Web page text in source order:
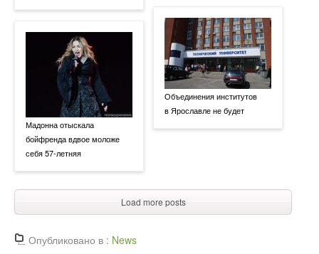
Мадонна отыскала
бойфренда вдвое моложе
себя 57-летняя
Объединения институтов
в Ярославле не будет
Load more posts
Опубликовано в : News